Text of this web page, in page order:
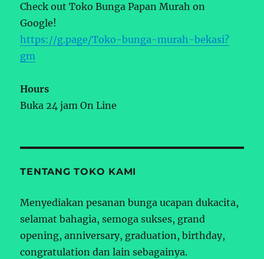
Check out Toko Bunga Papan Murah on
Google!
https://g.page/Toko-bunga-murah-bekasi?
gm
Hours
Buka 24 jam On Line
TENTANG TOKO KAMI
Menyediakan pesanan bunga ucapan dukacita,
selamat bahagia, semoga sukses, grand
opening, anniversary, graduation, birthday,
congratulation dan lain sebagainya.